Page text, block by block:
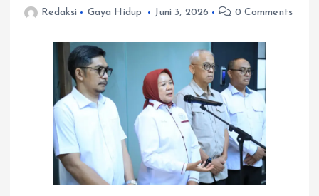
Redaksi Gaya Hidup Juni 3, 2026 0 Comments